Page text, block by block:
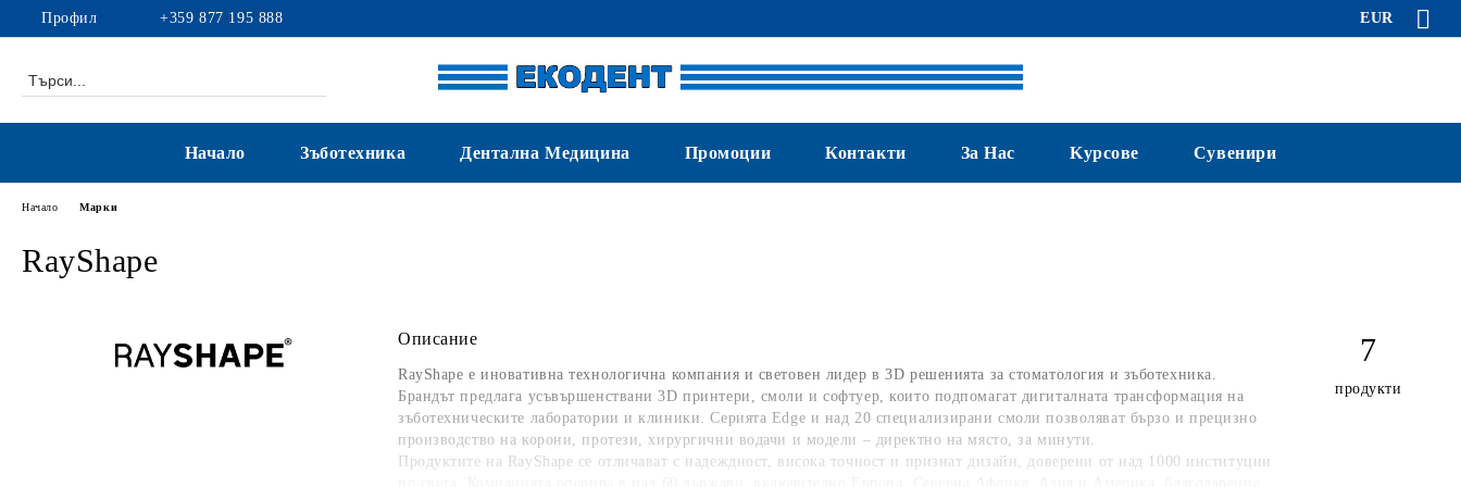
Профил +359 877 195 888 EUR
Начало Зъботехника Дентална Медицина Промоции Контакти За Нас Kурсове Сувенири
Начало Марки
RayShape
Описание
RayShape е иновативна технологична компания и световен лидер в 3D решенията за стоматология и зъботехника.
Брандът предлага усъвършенствани 3D принтери, смоли и софтуер, които подпомагат дигиталната трансформация на
зъботехническите лаборатории и клиники. Серията Edge и над 20 специализирани смоли позволяват бързо и прецизно
производство на корони, протези, хирургични водачи и модели – директно на място, за минути.
Продуктите на RayShape се отличават с надеждност, висока точност и признат дизайн, доверени от над 1000 институции
7
продукти